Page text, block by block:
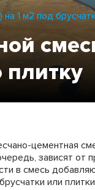
1 м2 под
плитку
цементная
зависят от
в смесь
или